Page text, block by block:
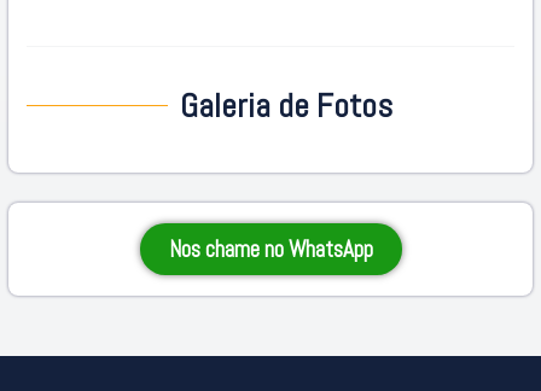
Galeria de Fotos
Nos chame no WhatsApp